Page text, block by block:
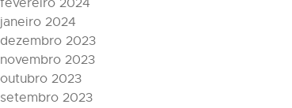
fevereiro 2024
janeiro 2024
dezembro 2023
novembro 2023
outubro 2023
setembro 2023